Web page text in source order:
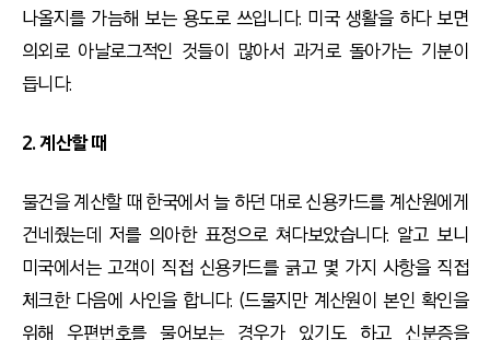
나올지를 가늠해 보는 용도로 쓰입니다. 미국 생활을 하다 보면
의외로 아날로그적인 것들이 많아서 과거로 돌아가는 기분이
듭니다.
2. 계산할 때
물건을 계산할 때 한국에서 늘 하던 대로 신용카드를 계산원에게
건네줬는데 저를 의아한 표정으로 쳐다보았습니다. 알고 보니
미국에서는 고객이 직접 신용카드를 긁고 몇 가지 사항을 직접
체크한 다음에 사인을 합니다. (드물지만 계산원이 본인 확인을
위해 우편번호를 물어보는 경우가 있기도 하고 신분증을